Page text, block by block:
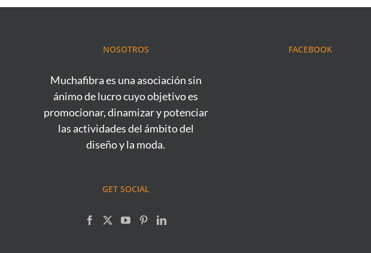
NOSOTROS
Muchafibra es una asociación sin
ánimo de lucro cuyo objetivo es
promocionar, dinamizar y potenciar
las actividades del ámbito del
diseño y la moda.
GET SOCIAL
FACEBOOK